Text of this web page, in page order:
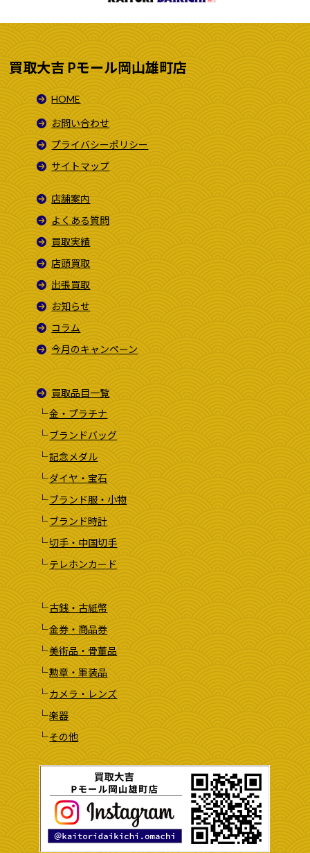
買取大吉 Pモール岡山雄町店
HOME
お問い合わせ
プライバシーポリシー
サイトマップ
店舗案内
よくある質問
買取実績
店頭買取
出張買取
お知らせ
コラム
今月のキャンペーン
買取品目一覧
金・プラチナ
ブランドバッグ
記念メダル
ダイヤ・宝石
ブランド服・小物
ブランド時計
切手・中国切手
テレホンカード
古銭・古紙幣
金券・商品券
美術品・骨董品
勲章・軍装品
カメラ・レンズ
楽器
その他